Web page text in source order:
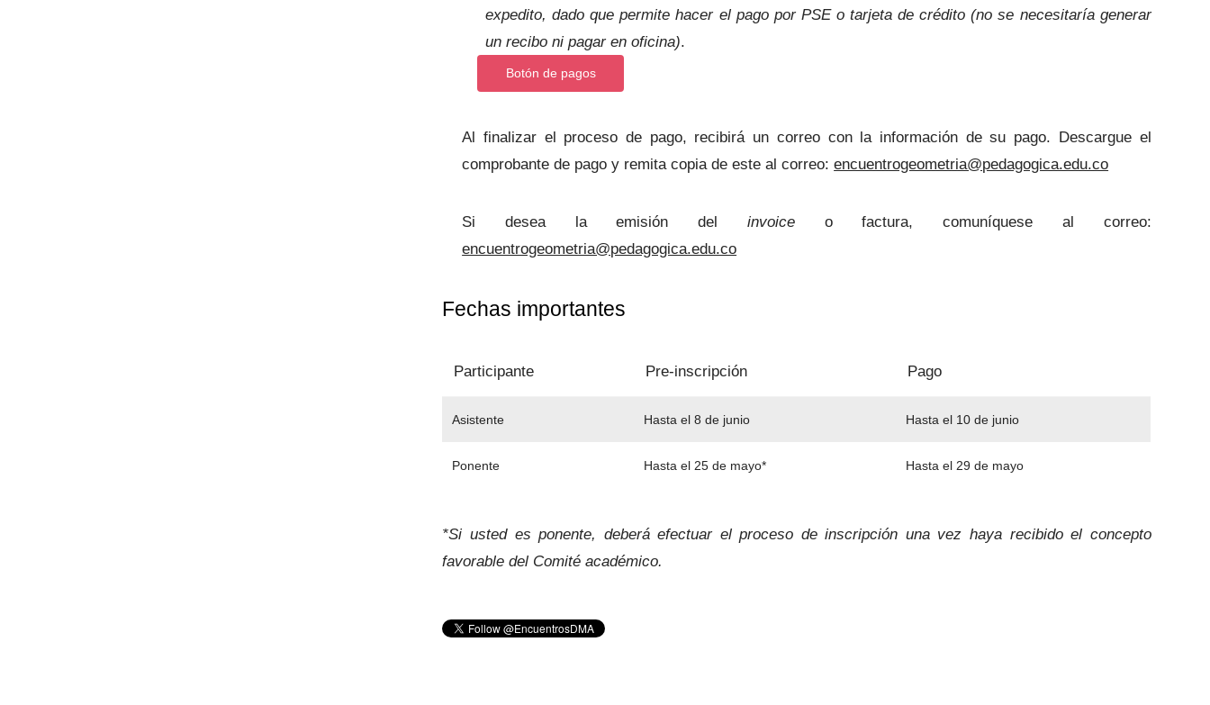
expedito, dado que permite hacer el pago por PSE o tarjeta de crédito (no se necesitaría generar
un recibo ni pagar en oficina).
Botón de pagos
Al finalizar el proceso de pago, recibirá un correo con la información de su pago. Descargue el
comprobante de pago y remita copia de este al correo:encuentrogeometria@pedagogica.edu.co
Si desea la emisión del invoiceo factura, comuníquese al correo:
encuentrogeometria@pedagogica.edu.co
Fechas importantes
Participante Pre-inscripción Pago
Asistente Hasta el 8 de junio Hasta el 10 de junio
Ponente Hasta el 25 de mayo* Hasta el 29 de mayo
*Si usted es ponente, deberá efectuar el proceso de inscripción una vez haya recibido el concepto
favorable del Comité académico.